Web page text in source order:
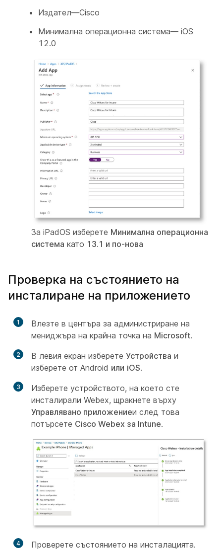
Издател—Cisco
Минимална операционна система— iOS
12.0
За iPadOS изберете Минимална операционна
система като 13.1 и по-нова
Проверка на състоянието на
инсталиране на приложението
1
Влезте в центъра за администриране на
мениджъра на крайна точка на Microsoft.
2 В левия екран изберете Устройства и
изберете от Android или iOS.
3
Изберете устройството, на което сте
инсталирали Webex, щракнете върху
Управлявано приложениеи след това
потърсете Cisco Webex за Intune.
4 Проверете състоянието на инсталацията.